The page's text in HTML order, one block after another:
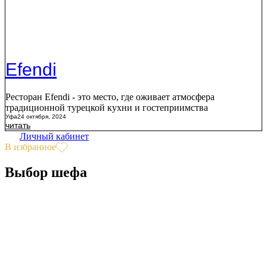
Efendi
Ресторан Efendi - это место, где оживает атмосфера
традиционной турецкой кухни и гостеприимства
Уфа24 октября, 2024
читать
Личный кабинет
В избранное
Выбор шефа